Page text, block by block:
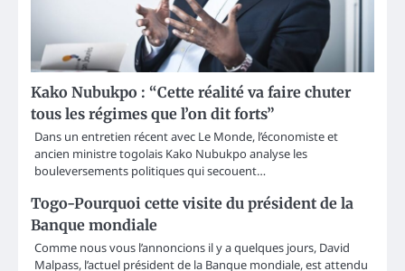
Kako Nubukpo : “Cette réalité va faire chuter
tous les régimes que l’on dit forts”
Dans un entretien récent avec Le Monde, l’économiste et
ancien ministre togolais Kako Nubukpo analyse les
bouleversements politiques qui secouent…
Togo-Pourquoi cette visite du président de la
Banque mondiale
Comme nous vous l’annoncions il y a quelques jours, David
Malpass, l’actuel président de la Banque mondiale, est attendu